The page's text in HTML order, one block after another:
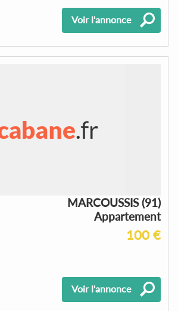
Voir l'annonce
MARCOUSSIS (91)
Appartement
100 €
Voir l'annonce